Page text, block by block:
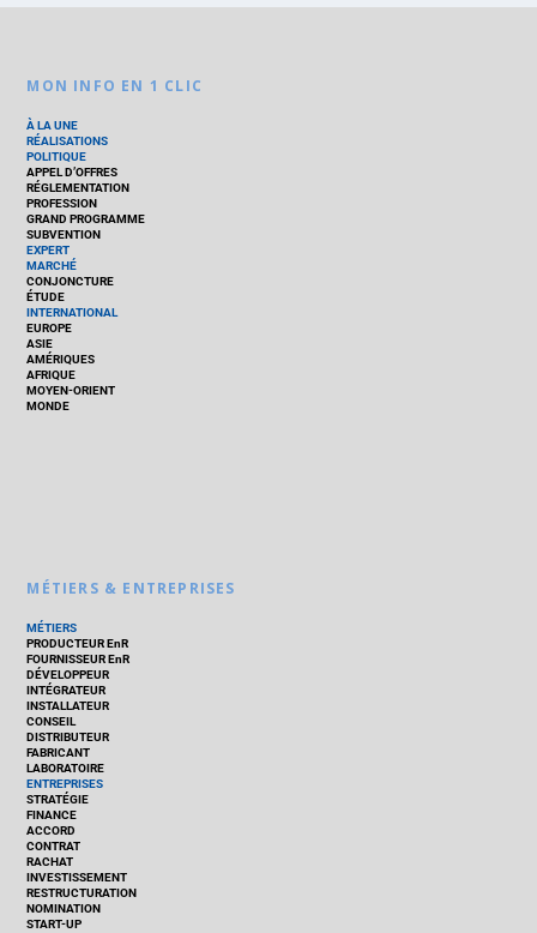
MON INFO EN 1 CLIC
À LA UNE
RÉALISATIONS
POLITIQUE
APPEL D’OFFRES
RÉGLEMENTATION
PROFESSION
GRAND PROGRAMME
SUBVENTION
EXPERT
MARCHÉ
CONJONCTURE
ÉTUDE
INTERNATIONAL
EUROPE
ASIE
AMÉRIQUES
AFRIQUE
MOYEN-ORIENT
MONDE
MÉTIERS & ENTREPRISES
MÉTIERS
PRODUCTEUR EnR
FOURNISSEUR EnR
DÉVELOPPEUR
INTÉGRATEUR
INSTALLATEUR
CONSEIL
DISTRIBUTEUR
FABRICANT
LABORATOIRE
ENTREPRISES
STRATÉGIE
FINANCE
ACCORD
CONTRAT
RACHAT
INVESTISSEMENT
RESTRUCTURATION
NOMINATION
START-UP